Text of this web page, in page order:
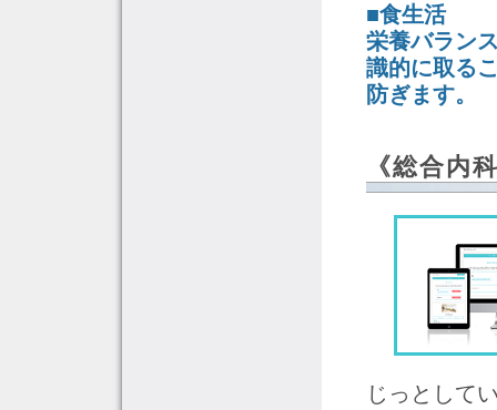
■食生活
栄養バラン
識的に取る
防ぎます。
《総合内
じっとして